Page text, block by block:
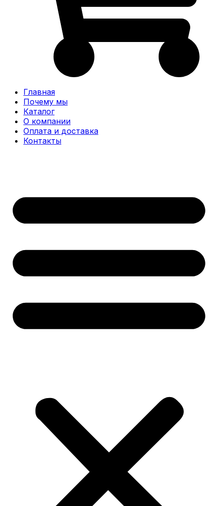
Главная
Почему мы
Каталог
О компании
Оплата и доставка
Контакты